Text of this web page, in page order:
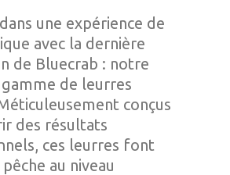
une expérience de
avec la dernière
de Bluecrab : notre
de leurres
conçus
des résultats
ces leurres font
au niveau